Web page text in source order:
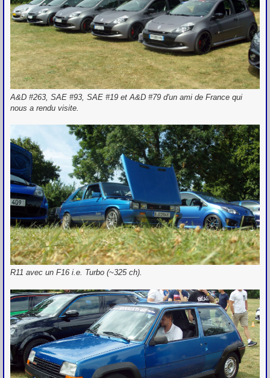
A&D #263, SAE #93, SAE #19 et A&D #79 d'un ami de France qui
nous a rendu visite.
R11 avec un F16 i.e. Turbo (~325 ch).